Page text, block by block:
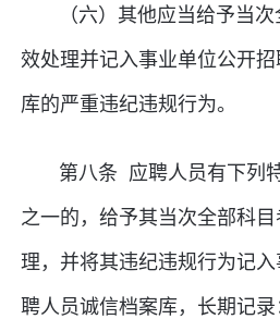
（六）其他应当给予当
效处理并记入事业单位公开
库的严重违纪违规行为。
第八条 应聘人员有下列
之一的，给予其当次全部科
理，并将其违纪违规行为记
聘人员诚信档案库，长期记录